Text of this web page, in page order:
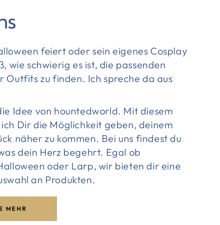
feiert oder sein eigenes Cosplay
wie schwierig es ist, die passenden
Outfits zu finden. Ich spreche da aus
Idee von hountedworld. Mit diesem
Dir die Möglichkeit geben, deinem
näher zu kommen. Bei uns findest du
dein Herz begehrt. Egal ob
oder Larp, wir bieten dir eine
an Produkten.
MEHR